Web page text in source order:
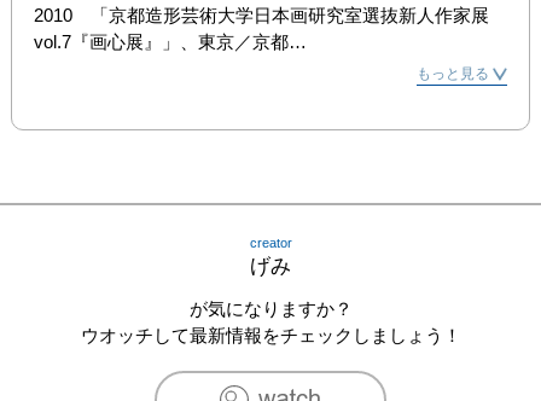
2010　「京都造形芸術大学日本画研究室選抜新人作家展
vol.7『画心展』」、東京／京都
2011　「VOLTA7」、Dreispitzhalle、バーゼル
2011　「NIHONGA - ZERO」、Restaurant-I、東京
2011　「ソナ・マコ国際コンテンポラリーアートフェ
ア」、Zona Maco、メキシコシティー
2011　「トライトライトライ」、Hidari Zingaro、東京
もっと見る
creator
げみ
が気になりますか？
ウオッチして最新情報をチェックしましょう！